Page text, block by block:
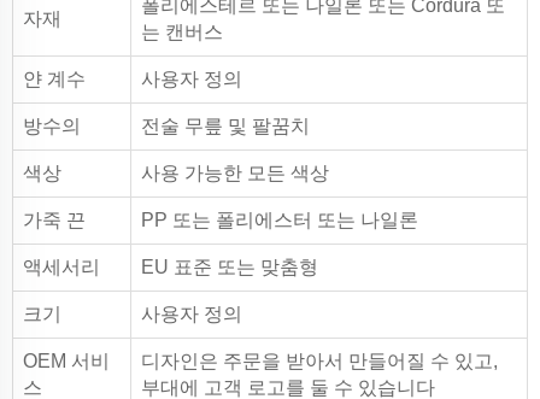
자재
폴리에스테르 또는 나일론 또는 Cordura 또
는 캔버스
얀 계수 사용자 정의
방수의 전술 무릎 및 팔꿈치
색상 사용 가능한 모든 색상
가죽 끈 PP 또는 폴리에스터 또는 나일론
액세서리 EU 표준 또는 맞춤형
크기 사용자 정의
OEM 서비
스
디자인은 주문을 받아서 만들어질 수 있고,
부대에 고객 로고를 둘 수 있습니다